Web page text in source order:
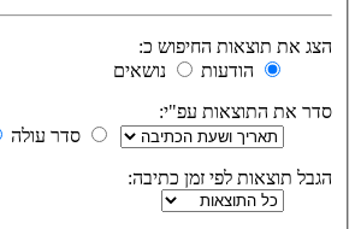
הצג את תוצאות החיפוש כ:
הודעות
נושאים
סדר את התוצאות עפ"י:
סדר עולה
הגבל תוצאות לפי זמן כתיבה: